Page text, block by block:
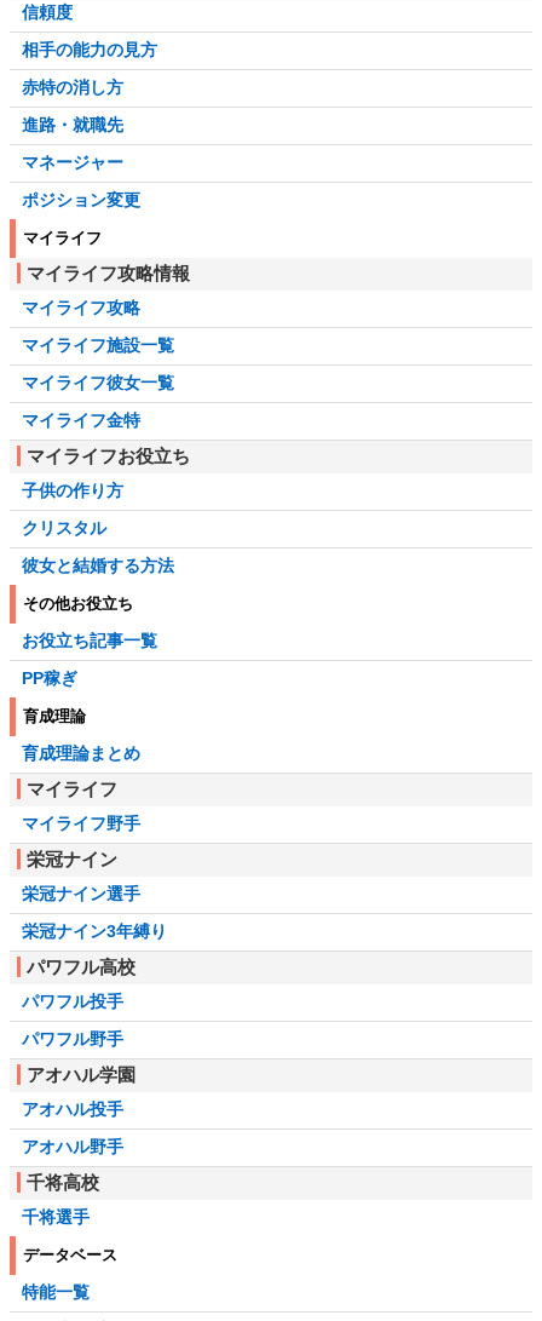
信頼度
相手の能力の見方
赤特の消し方
進路・就職先
マネージャー
ポジション変更
マイライフ
マイライフ攻略情報
マイライフ攻略
マイライフ施設一覧
マイライフ彼女一覧
マイライフ金特
マイライフお役立ち
子供の作り方
クリスタル
彼女と結婚する方法
その他お役立ち
お役立ち記事一覧
PP稼ぎ
育成理論
育成理論まとめ
マイライフ
マイライフ野手
栄冠ナイン
栄冠ナイン選手
栄冠ナイン3年縛り
パワフル高校
パワフル投手
パワフル野手
アオハル学園
アオハル投手
アオハル野手
千将高校
千将選手
データベース
特能一覧